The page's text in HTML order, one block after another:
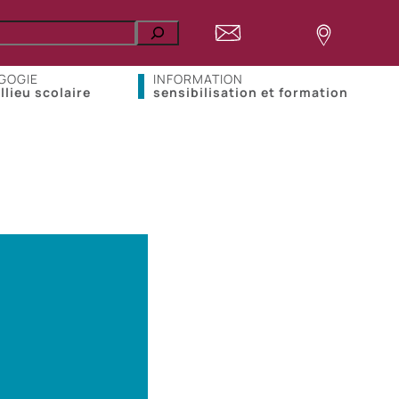
scolaire
INFORMATION
sensibilisation et formation